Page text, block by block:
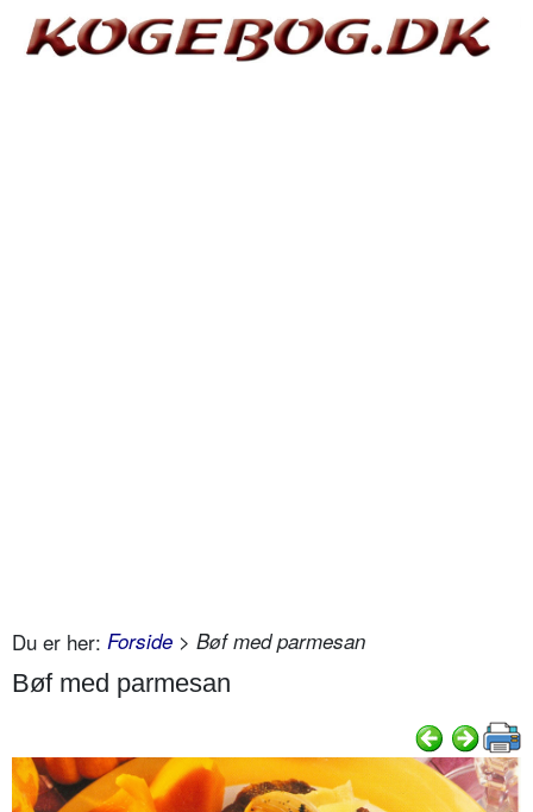
Du er her: Forside > Bøf med parmesan
Bøf med parmesan